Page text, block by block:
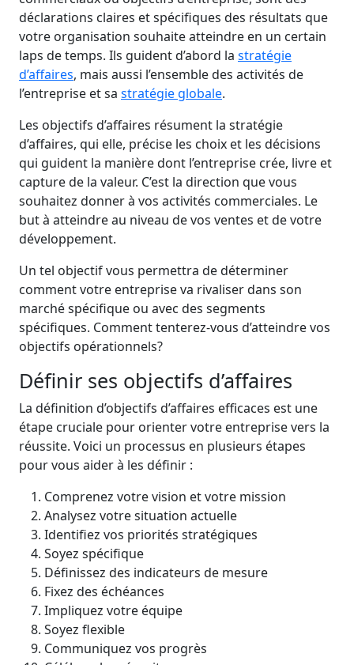
déclarations claires et spécifiques des résultats que
votre organisation souhaite atteindre en un certain
laps de temps. Ils guident d’abord la stratégie
d’affaires, mais aussi l’ensemble des activités de
l’entreprise et sa stratégie globale.
Les objectifs d’affaires résument la stratégie
d’affaires, qui elle, précise les choix et les décisions
qui guident la manière dont l’entreprise crée, livre et
capture de la valeur. C’est la direction que vous
souhaitez donner à vos activités commerciales. Le
but à atteindre au niveau de vos ventes et de votre
développement.
Un tel objectif vous permettra de déterminer
comment votre entreprise va rivaliser dans son
marché spécifique ou avec des segments
spécifiques. Comment tenterez-vous d’atteindre vos
objectifs opérationnels?
Définir ses objectifs d’affaires
La définition d’objectifs d’affaires efficaces est une
étape cruciale pour orienter votre entreprise vers la
réussite. Voici un processus en plusieurs étapes
pour vous aider à les définir :
Comprenez votre vision et votre mission
Analysez votre situation actuelle
Identifiez vos priorités stratégiques
Soyez spécifique
Définissez des indicateurs de mesure
Fixez des échéances
Impliquez votre équipe
Soyez flexible
Communiquez vos progrès